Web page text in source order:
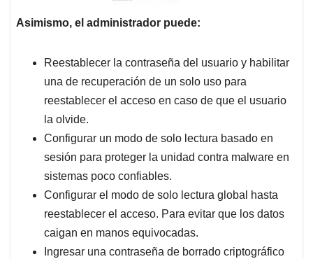
Asimismo, el administrador puede:
Reestablecer la contraseña del usuario y habilitar
una de recuperación de un solo uso para
reestablecer el acceso en caso de que el usuario
la olvide.
Configurar un modo de solo lectura basado en
sesión para proteger la unidad contra malware en
sistemas poco confiables.
Configurar el modo de solo lectura global hasta
reestablecer el acceso. Para evitar que los datos
caigan en manos equivocadas.
Ingresar una contraseña de borrado criptográfico